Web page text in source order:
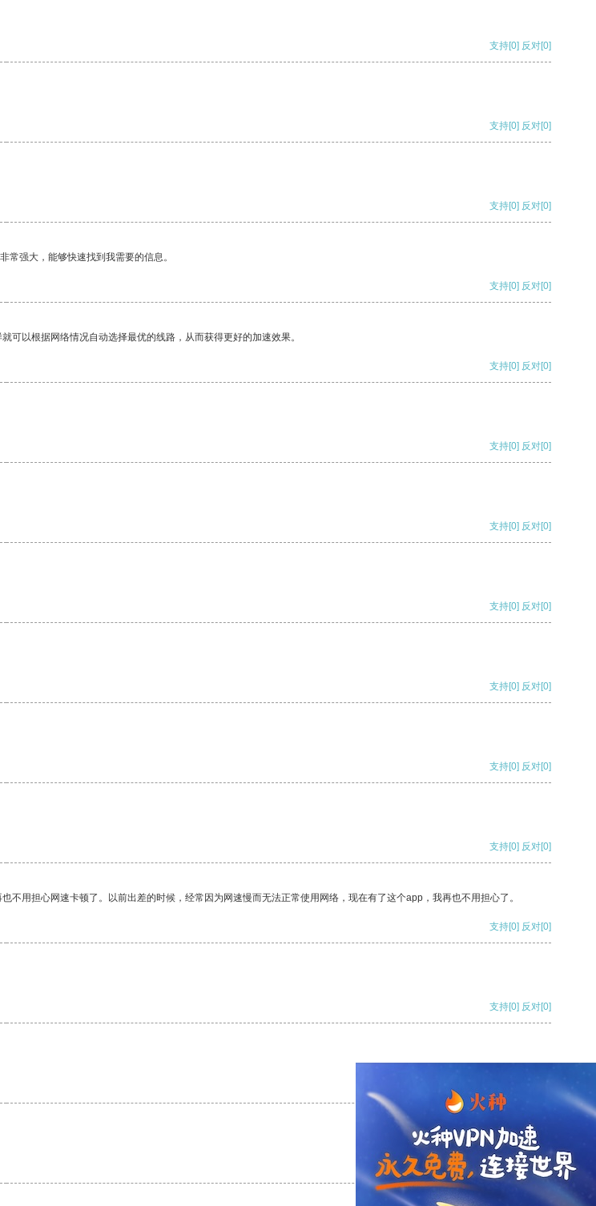
支持[0] 反对[0]
支持[0] 反对[0]
支持[0] 反对[0]
强大，能够快速找到我需要的信息。
支持[0] 反对[0]
以根据网络情况自动选择最优的线路，从而获得更好的加速效果。
支持[0] 反对[0]
支持[0] 反对[0]
支持[0] 反对[0]
支持[0] 反对[0]
支持[0] 反对[0]
支持[0] 反对[0]
支持[0] 反对[0]
用担心网速卡顿了。以前出差的时候，经常因为网速慢而无法正常使用网络，现在有了这个app，我再也不用担心了。
支持[0] 反对[0]
支持[0] 反对[0]
支持 [0] 反对[0]